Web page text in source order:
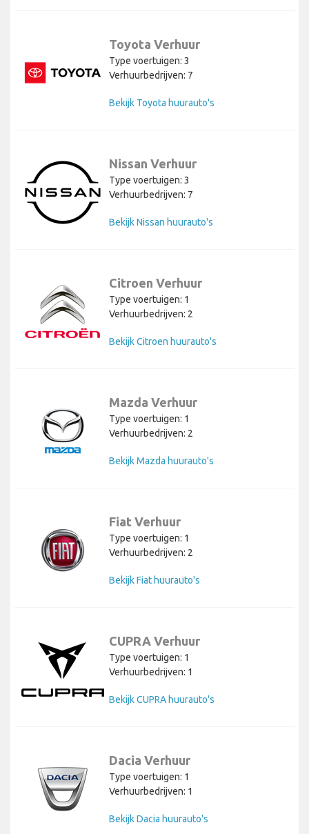
Toyota Verhuur
Type voertuigen: 3
Verhuurbedrijven: 7
Bekijk Toyota huurauto's
Nissan Verhuur
Type voertuigen: 3
Verhuurbedrijven: 7
Bekijk Nissan huurauto's
Citroen Verhuur
Type voertuigen: 1
Verhuurbedrijven: 2
Bekijk Citroen huurauto's
Mazda Verhuur
Type voertuigen: 1
Verhuurbedrijven: 2
Bekijk Mazda huurauto's
Fiat Verhuur
Type voertuigen: 1
Verhuurbedrijven: 2
Bekijk Fiat huurauto's
CUPRA Verhuur
Type voertuigen: 1
Verhuurbedrijven: 1
Bekijk CUPRA huurauto's
Dacia Verhuur
Type voertuigen: 1
Verhuurbedrijven: 1
Bekijk Dacia huurauto's